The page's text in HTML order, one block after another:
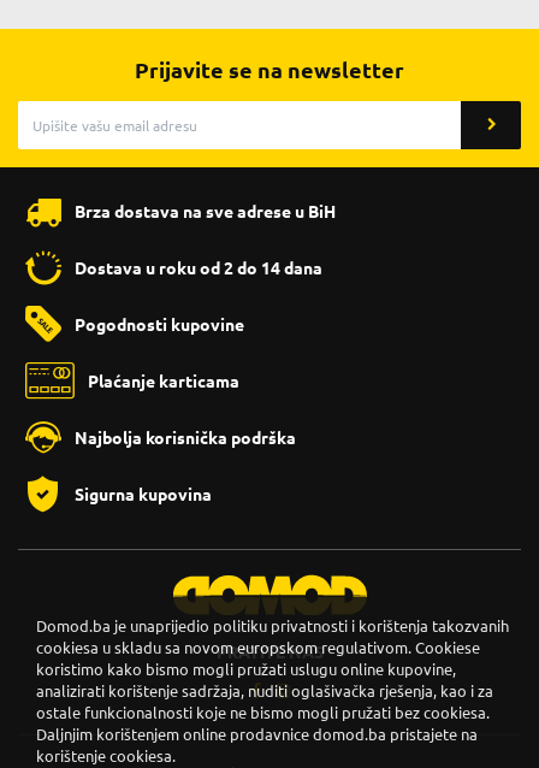
Prijavite se na newsletter
Brza dostava na sve adrese u BiH
Dostava u roku od 2 do 14 dana
Pogodnosti kupovine
Plaćanje karticama
Najbolja korisnička podrška
Sigurna kupovina
PRATITE NAS
Domod.ba je unaprijedio politiku privatnosti i korištenja takozvanih
cookiesa u skladu sa novom europskom regulativom. Cookiese
koristimo kako bismo mogli pružati uslugu online kupovine,
analizirati korištenje sadržaja, nuditi oglašivačka rješenja, kao i za
ostale funkcionalnosti koje ne bismo mogli pružati bez cookiesa.
Daljnjim korištenjem online prodavnice domod.ba pristajete na
korištenje cookiesa.